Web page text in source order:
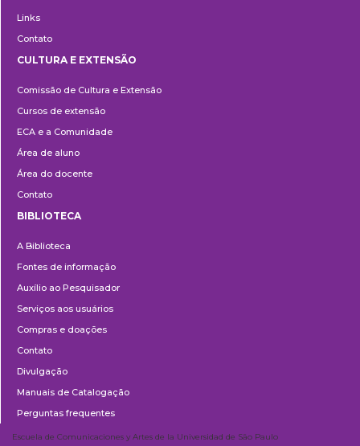
Links
Contato
e
Extensão
CULTURA E EXTENSÃO
Comissão de Cultura e Extensão
Cursos de extensão
ECA e a Comunidade
Área de aluno
Área do docente
Contato
BIBLIOTECA
A Biblioteca
Fontes de informação
Auxílio ao Pesquisador
Serviços aos usuários
Compras e doações
Contato
Divulgação
Manuais de Catalogação
Perguntas frequentes
Escuela de Comunicaciones y Artes de la Universidad de São Paulo